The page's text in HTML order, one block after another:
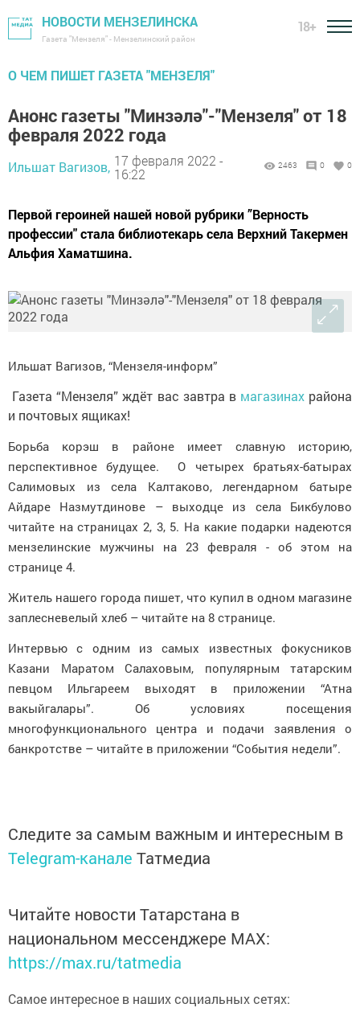
НОВОСТИ МЕНЗЕЛИНСКА
Газета "Мензеля" - Мензелинский район
18+
О ЧЕМ ПИШЕТ ГАЗЕТА "МЕНЗЕЛЯ"
Анонс газеты "Минзәлә"-"Мензеля" от 18
февраля 2022 года
Ильшат Вагизов, 17 февраля 2022 -
16:22
2463 0 0
Первой героиней нашей новой рубрики ”Верность
профессии" стала библиотекарь села Верхний Такермен
Альфия Хаматшина.
Ильшат Вагизов, “Мензеля-информ”
Газета “Мензеля” ждёт вас завтра в магазинахрайона
и почтовых ящиках!
Борьба корэш в районе имеет славную историю,
перспективное будущее. О четырех братьях-батырах
Салимовых из села Калтаково, легендарном батыре
Айдаре Назмутдинове – выходце из села Бикбулово
читайте на страницах 2, 3, 5. На какие подарки надеются
мензелинские мужчины на 23 февраля - об этом на
странице 4.
Житель нашего города пишет, что купил в одном магазине
заплесневелый хлеб – читайте на 8 странице.
Интервью с одним из самых известных фокусников
Казани Маратом Салаховым, популярным татарским
певцом Ильгареем выходят в приложении “Атна
вакыйгалары”. Об условиях посещения
многофункционального центра и подачи заявления о
банкротстве – читайте в приложении “События недели”.
Следите за самым важным и интересным в
Telegram-канале Татмедиа
Читайте новости Татарстана в
национальном мессенджере MАХ:
https://max.ru/tatmedia
Самое интересное в наших социальных сетях: